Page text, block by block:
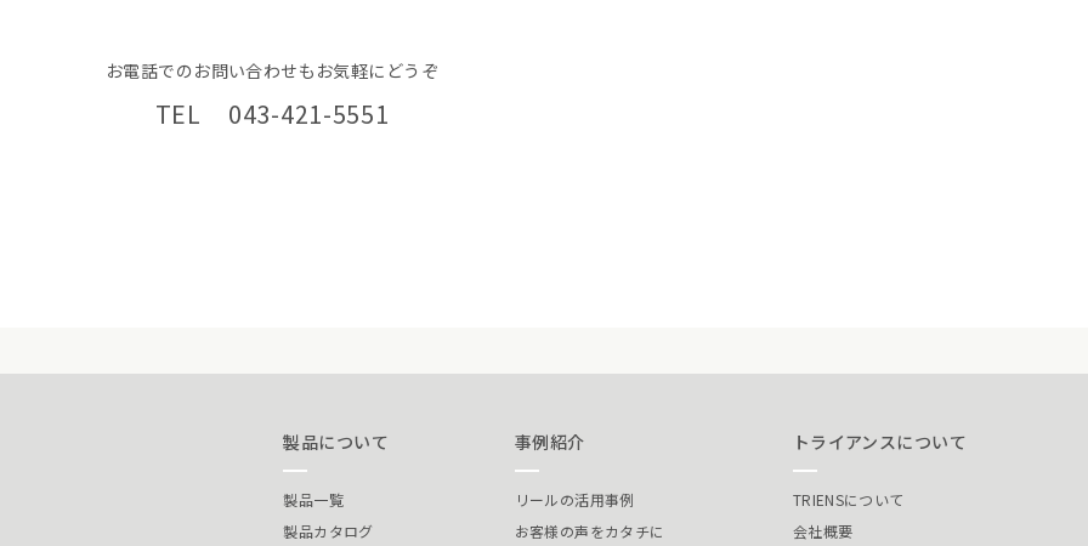
お電話でのお問い合わせもお気軽にどうぞ
TEL 043-421-5551
製品について
製品一覧
製品カタログ
事例紹介
リールの活用事例
お客様の声をカタチに
トライアンスについて
TRIENSについて
会社概要